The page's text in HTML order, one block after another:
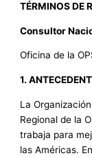
TÉRMINOS DE
Consultor
Oficina de la
1.
La
Regional de la
trabaja para
las Américas.